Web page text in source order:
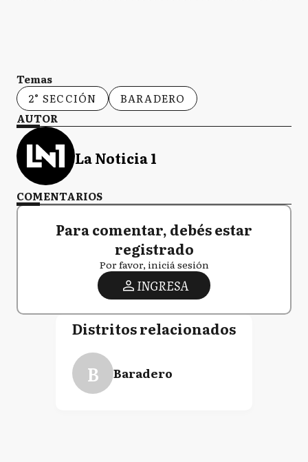
Temas
2° SECCIÓN
BARADERO
AUTOR
La Noticia 1
COMENTARIOS
Para comentar, debés estar
registrado
Por favor, iniciá sesión
INGRESA
Distritos relacionados
B Baradero